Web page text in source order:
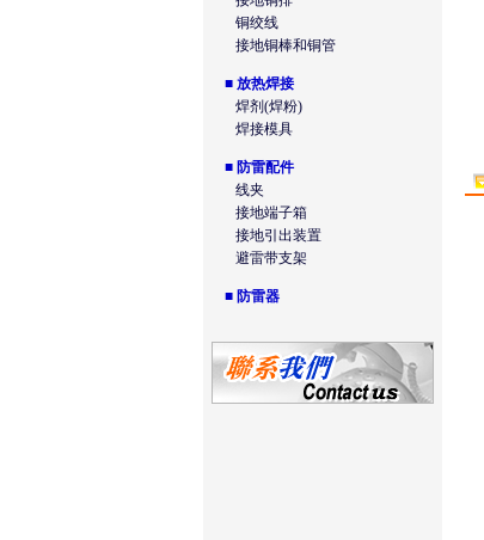
铜绞线
接地铜棒和铜管
■ 放热焊接
焊剂(焊粉)
焊接模具
■ 防雷配件
线夹
接地端子箱
接地引出装置
避雷带支架
■ 防雷器